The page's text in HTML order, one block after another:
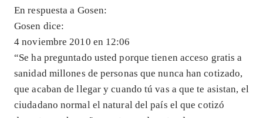
En respuesta a Gosen:
Gosen dice:
4 noviembre 2010 en 12:06
“Se ha preguntado usted porque tienen acceso gratis a
sanidad millones de personas que nunca han cotizado,
que acaban de llegar y cuando tú vas a que te asistan, el
ciudadano normal el natural del país el que cotizó